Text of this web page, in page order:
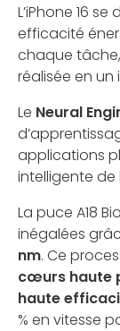
L’iPhone 16
efficacité
chaque
réalisée en un
Le Neural
applications
intelligente de
La puce A18
inégalées
nm. Ce
cœurs haute
haute
% en vitesse